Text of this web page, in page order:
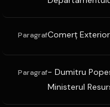
ParagrafComerţ Exterior
Paragraf- Dumitru
Ministerul